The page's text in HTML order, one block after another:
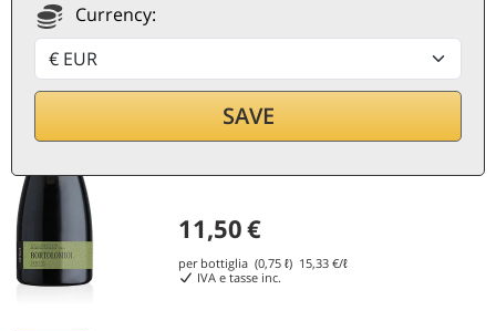
Currency:
SAVE
11,50€
per bottiglia (0,75 ℓ) 15,33 €/ℓ
IVA e tasse inc.